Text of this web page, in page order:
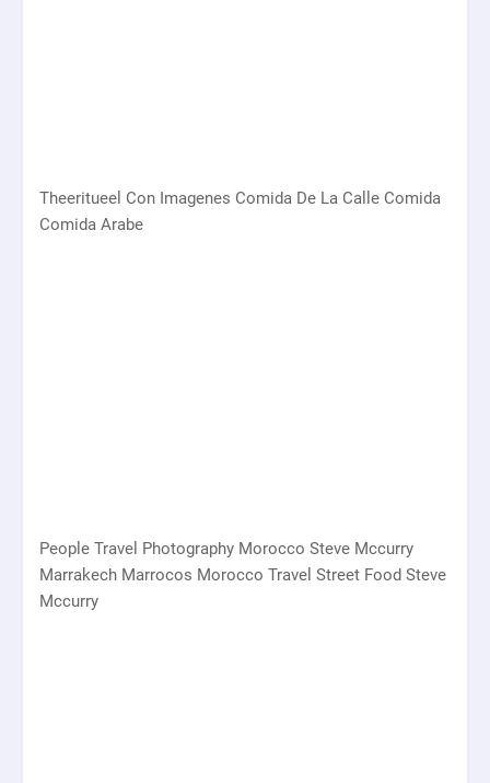
Theeritueel Con Imagenes Comida De La Calle Comida
Comida Arabe
People Travel Photography Morocco Steve Mccurry
Marrakech Marrocos Morocco Travel Street Food Steve
Mccurry